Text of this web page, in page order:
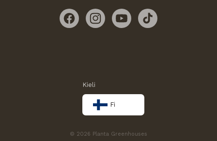
FacebookInstagramYouTubeTikTok
Kieli
Fi
© 2026 Planta Greenhouses